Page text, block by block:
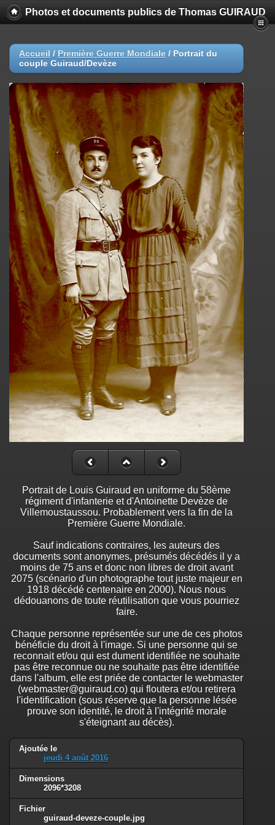
Photos et documents publics de Thomas GUIRAUD
Accueil / Première Guerre Mondiale / Portrait du
couple Guiraud/Devèze
Portrait de Louis Guiraud en uniforme du 58ème
régiment d'infanterie et d'Antoinette Devèze de
Villemoustaussou. Probablement vers la fin de la
Première Guerre Mondiale.
Sauf indications contraires, les auteurs des
documents sont anonymes, présumés décédés il y a
moins de 75 ans et donc non libres de droit avant
2075 (scénario d'un photographe tout juste majeur en
1918 décédé centenaire en 2000). Nous nous
dédouanons de toute réutilisation que vous pourriez
faire.
Chaque personne représentée sur une de ces photos
bénéficie du droit à l'image. Si une personne qui se
reconnait et/ou qui est dument identifiée ne souhaite
pas être reconnue ou ne souhaite pas être identifiée
dans l'album, elle est priée de contacter le webmaster
(webmaster@guiraud.co) qui floutera et/ou retirera
l'identification (sous réserve que la personne lésée
prouve son identité, le droit à l'intégrité morale
s'éteignant au décès).
Ajoutée le
jeudi 4 août 2016
Dimensions
2096*3208
Fichier
guiraud-deveze-couple.jpg